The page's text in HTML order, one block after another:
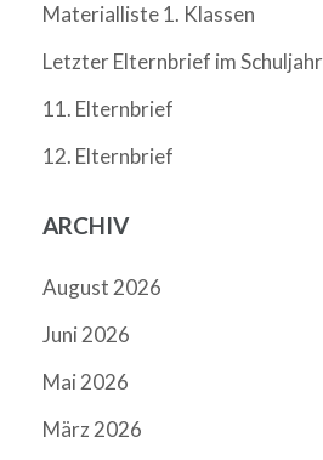
Materialliste 1. Klassen
Letzter Elternbrief im
11. Elternbrief
12. Elternbrief
ARCHIV
August 2026
Juni 2026
Mai 2026
März 2026